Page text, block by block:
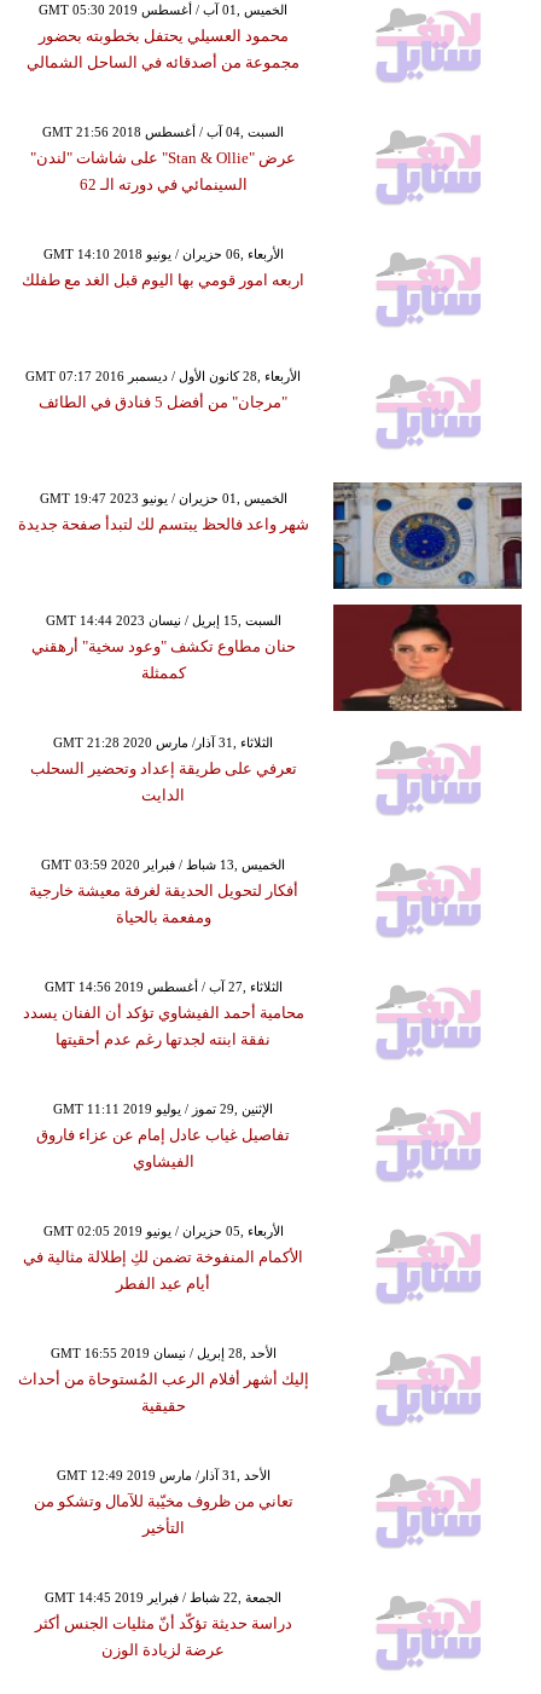
GMT 05:30 2019 الخميس ,01 آب / أغسطس
محمود العسيلي يحتفل بخطوبته بحضور
مجموعة من أصدقائه في الساحل الشمالي
GMT 21:56 2018 السبت ,04 آب / أغسطس
عرض "Stan & Ollie" على شاشات "لندن"
السينمائي في دورته الـ 62
GMT 14:10 2018 الأربعاء ,06 حزيران / يونيو
اربعه امور قومي بها اليوم قبل الغد مع طفلك
GMT 07:17 2016 الأربعاء ,28 كانون الأول / ديسمبر
"مرجان" من أفضل 5 فنادق في الطائف
GMT 19:47 2023 الخميس ,01 حزيران / يونيو
شهر واعد فالحظ يبتسم لك لتبدأ صفحة جديدة
GMT 14:44 2023 السبت ,15 إبريل / نيسان
حنان مطاوع تكشف "وعود سخية" أرهقني
كممثلة
GMT 21:28 2020 الثلاثاء ,31 آذار/ مارس
تعرفي على طريقة إعداد وتحضير السحلب
الدايت
GMT 03:59 2020 الخميس ,13 شباط / فبراير
أفكار لتحويل الحديقة لغرفة معيشة خارجية
ومفعمة بالحياة
GMT 14:56 2019 الثلاثاء ,27 آب / أغسطس
محامية أحمد الفيشاوي تؤكد أن الفنان يسدد
نفقة ابنته لجدتها رغم عدم أحقيتها
GMT 11:11 2019 الإثنين ,29 تموز / يوليو
تفاصيل غياب عادل إمام عن عزاء فاروق
الفيشاوي
GMT 02:05 2019 الأربعاء ,05 حزيران / يونيو
الأكمام المنفوخة تضمن لكِ إطلالة مثالية في
أيام عيد الفطر
GMT 16:55 2019 الأحد ,28 إبريل / نيسان
إليك أشهر أفلام الرعب المُستوحاة من أحداث
حقيقية
GMT 12:49 2019 الأحد ,31 آذار/ مارس
تعاني من ظروف مخيّبة للآمال وتشكو من
التأخير
GMT 14:45 2019 الجمعة ,22 شباط / فبراير
دراسة حديثة تؤكّد أنّ مثليات الجنس أكثر
عرضة لزيادة الوزن